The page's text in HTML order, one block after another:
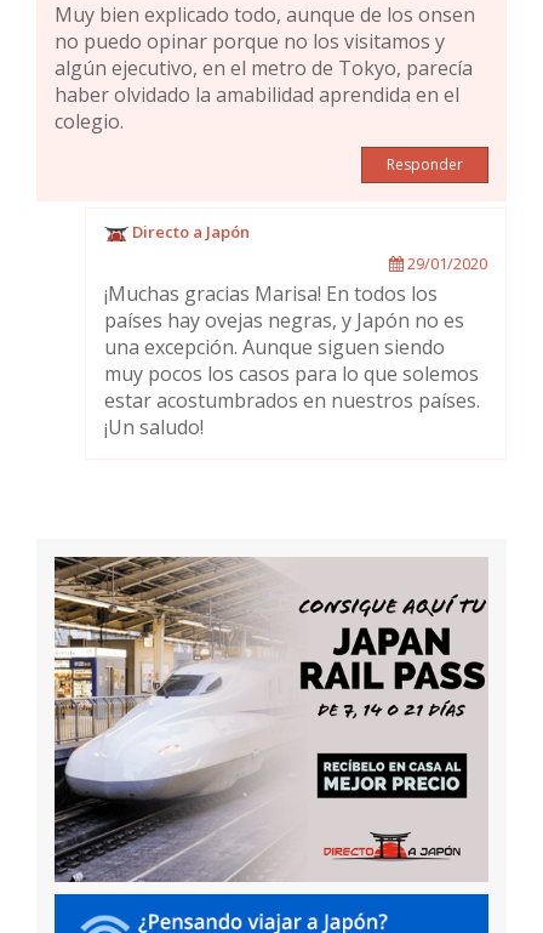
Muy bien explicado todo, aunque de los onsen
no puedo opinar porque no los visitamos y
algún ejecutivo, en el metro de Tokyo, parecía
haber olvidado la amabilidad aprendida en el
colegio.
Responder
Directo a Japón
29/01/2020
¡Muchas gracias Marisa! En todos los
países hay ovejas negras, y Japón no es
una excepción. Aunque siguen siendo
muy pocos los casos para lo que solemos
estar acostumbrados en nuestros países.
¡Un saludo!